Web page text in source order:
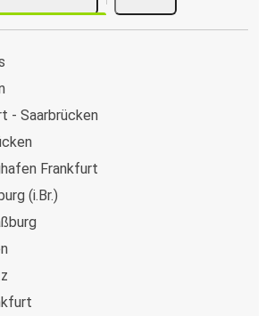
- Saarbrücken
Frankfurt
(i.Br.)